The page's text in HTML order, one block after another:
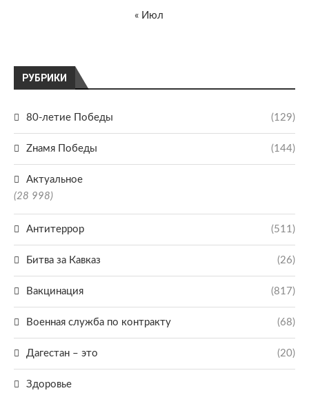
РУБРИКИ
80-летие Победы (129)
Zнамя Победы (144)
Актуальное
(28 998)
Антитеррор (511)
Битва за Кавказ (26)
Вакцинация (817)
Военная служба по контракту (68)
Дагестан – это (20)
Здоровье
« Июл